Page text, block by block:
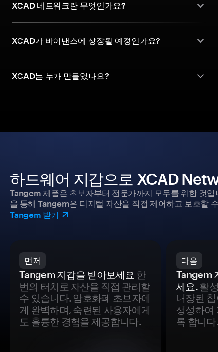
XCAD 네트워크란 무엇인가요?
XCAD가 바이낸스에 상장될 예정인가요?
XCAD는 누가 만들었나요?
하드웨어 지갑으로 XCAD
Tangem 제품은 초보자부터 전문가까지 모두를 위한 것
을 통해 Tangem은 디지털 자산을 직접 제어하고 보호할
Tangem 받기
먼저
Tangem 지갑을 받아보세요 한
번의 터치로 자산을 직접 관리할
수 있습니다. 암호화폐 초보자에
게 완벽하며, 숙련된 사용자에게
도 훌륭한 경험을 제공합니다.
다음
Tangem
세요.활
내장된
생성하여
록 합니다.